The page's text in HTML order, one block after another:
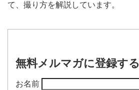
て、撮り方を解説しています。
無料メルマガに登録する
お名前